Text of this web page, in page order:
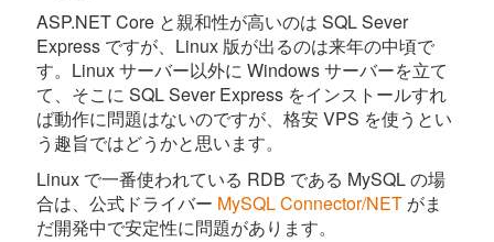
ASP.NET Core と親和性が高いのは SQL Sever
Express ですが、Linux 版が出るのは来年の中頃で
す。Linux サーバー以外に Windows サーバーを立て
て、そこに SQL Sever Express をインストールすれ
ば動作に問題はないのですが、格安 VPS を使うとい
う趣旨ではどうかと思います。
Linux で一番使われている RDB である MySQL の場
合は、公式ドライバー MySQL Connector/NET がま
だ開発中で安定性に問題があります。